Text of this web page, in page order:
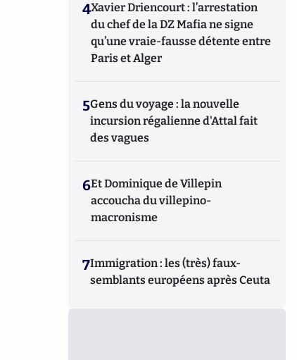
4Xavier Driencourt : l’arrestation
du chef de la DZ Mafia ne signe
qu’une vraie-fausse détente entre
Paris et Alger
5Gens du voyage : la nouvelle
incursion régalienne d'Attal fait
des vagues
6Et Dominique de Villepin
accoucha du villepino-
macronisme
7Immigration : les (très) faux-
semblants européens après Ceuta